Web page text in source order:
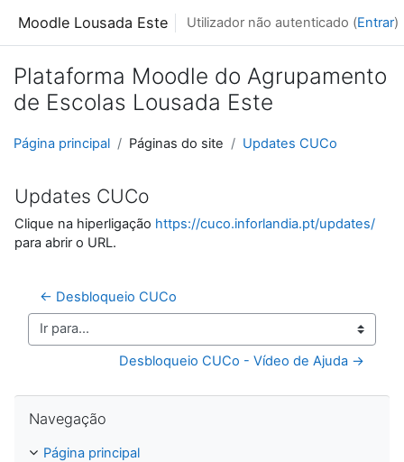
Moodle Lousada Este Utilizador não autenticado (Entrar)
Plataforma Moodle do Agrupamento
de Escolas Lousada Este
Página principal Páginas do site Updates CUCo
Updates CUCo
Clique na hiperligação https://cuco.inforlandia.pt/updates/
para abrir o URL.
← Desbloqueio CUCo
Ir para...
Desbloqueio CUCo - Vídeo de Ajuda →
Navegação
Página principal